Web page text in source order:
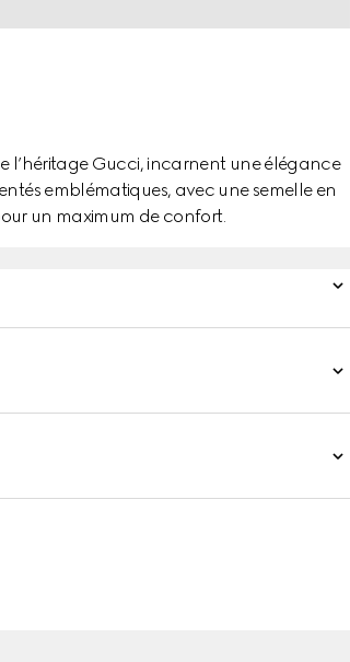
l’héritage Gucci, incarnent une élégance
emblématiques, avec une semelle en
un maximum de confort.